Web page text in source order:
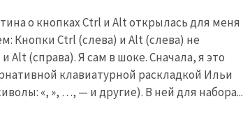
о кнопках Ctrl и Alt открылась для меня
Кнопки Ctrl (слева) и Alt (слева) не
(справа). Я сам в шоке. Сначала, я это
клавиатурной раскладкой Ильи
«, », …, — и другие). В ней для набора...